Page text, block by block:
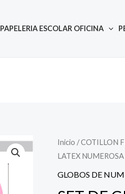
PAPELERIA ESCOLAR OFICINA
Inicio /COTILLON
LATEX
GLOBOS DE